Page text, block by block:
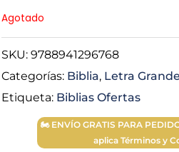
was:
S/ 125.00.
Agotado
SKU: 9788941296768
Categorías: Biblia, Letra Grande
Etiqueta: Biblias Ofertas
🏍 ENVÍO GRATIS PARA
aplica Términos y